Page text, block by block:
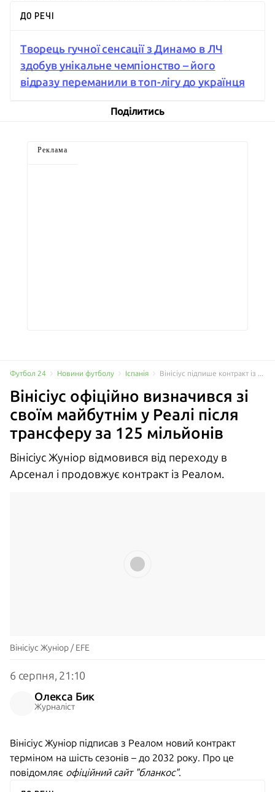
ДО РЕЧІ
Творець гучної сенсації з Динамо в ЛЧ
здобув унікальне чемпіонство – його
відразу переманили в топ-лігу до українця
Поділитись
Реклама